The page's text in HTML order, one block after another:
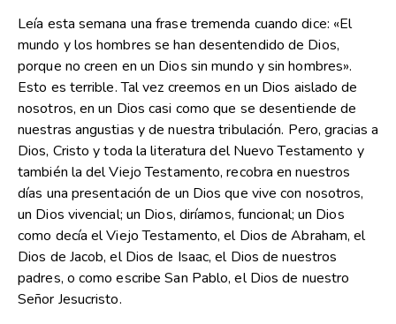
Leía esta semana una frase tremenda cuando dice: «El
mundo y los hombres se han desentendido de Dios,
porque no creen en un Dios sin mundo y sin hombres».
Esto es terrible. Tal vez creemos en un Dios aislado de
nosotros, en un Dios casi como que se desentiende de
nuestras angustias y de nuestra tribulación. Pero, gracias a
Dios, Cristo y toda la literatura del Nuevo Testamento y
también la del Viejo Testamento, recobra en nuestros
días una presentación de un Dios que vive con nosotros,
un Dios vivencial; un Dios, diríamos, funcional; un Dios
como decía el Viejo Testamento, el Dios de Abraham, el
Dios de Jacob, el Dios de Isaac, el Dios de nuestros
padres, o como escribe San Pablo, el Dios de nuestro
Señor Jesucristo.